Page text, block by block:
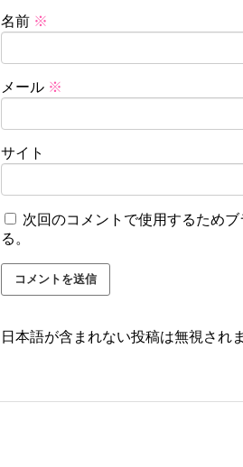
名前 ※
メール ※
サイト
次回のコメントで使用するため
る。
日本語が含まれない投稿は無視され